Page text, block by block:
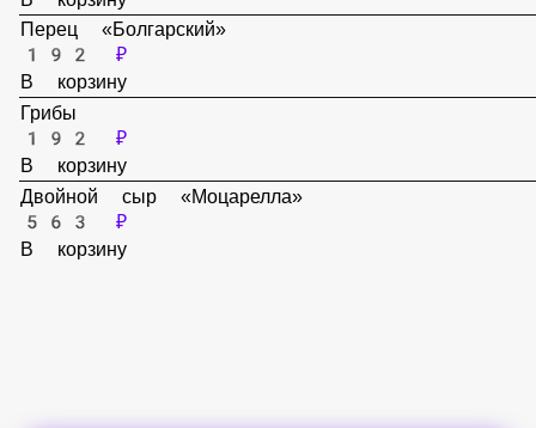
Перец «Халапеньо»
192 ₽
В корзину
Перец «Болгарский»
192 ₽
В корзину
Грибы
192 ₽
В корзину